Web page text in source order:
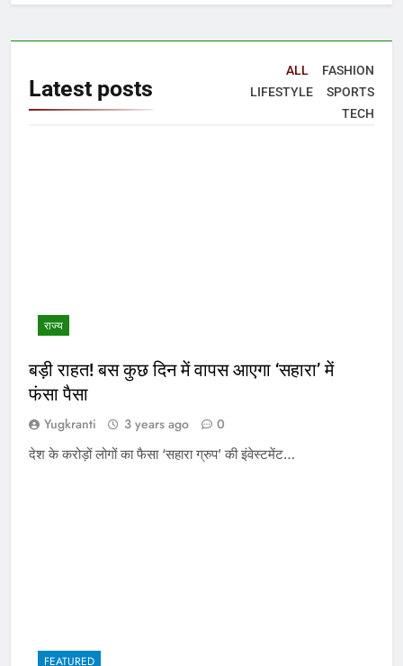
Latest posts
ALL
FASHION
LIFESTYLE
SPORTS
TECH
राज्य
बड़ी राहत! बस कुछ दिन में वापस आएगा ‘सहारा’ में
फंसा पैसा
Yugkranti 3 years ago 0
देश के करोड़ों लोगों का फैसा ‘सहारा ग्रुप’ की इंवेस्टमेंट…
FEATURED